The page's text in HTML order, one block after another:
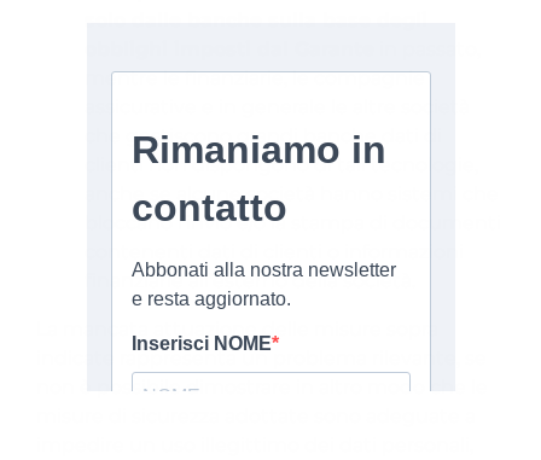
mentre le finanziarie, le compagnie
che gestiscono grandi banche dati di
clienti non dispongono di tali tecnologie,
anche se alcune società hanno sistemi che
bloccano l’invio e/o la stampa di documenti
finanziarie all’esterno della società.
indicate rappresenta un problema rilevante, se
non è possibile dimostrare in altro modo che le